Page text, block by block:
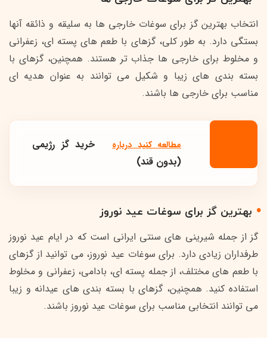
انتخاب بهترین گز برای سوغات خارجی ها به سلیقه و ذائقه آنها
بستگی دارد. به طور کلی، گزهای با طعم های پسته ای، زعفرانی
و مخلوط برای خارجی ها جذاب تر هستند. همچنین، گزهای با
بسته بندی های زیبا و شکیل می توانند به عنوان هدیه ای
مناسب برای خارجی ها باشند.
مطالعه کنید درباره‌
خرید گز رژیمی
(بدون قند)
بهترین گز برای سوغات عید نوروز
گز از جمله شیرینی های سنتی ایرانی است که در ایام عید نوروز
طرفداران زیادی دارد. برای سوغات عید نوروز، می توانید از گزهای
با طعم های مختلف، از جمله پسته ای، بادامی، زعفرانی و مخلوط
استفاده کنید. همچنین، گزهای با بسته بندی های عیدانه و زیبا
می توانند انتخابی مناسب برای سوغات عید نوروز باشند.